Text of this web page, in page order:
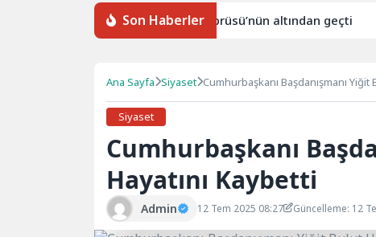
Son Haberler
7000’, 1915 Çanakkale Köprüsü’nün altından geçti
Ana Sayfa Siyaset Cumhurbaşkanı Başdanışmanı Yiğit
Siyaset
Cumhurbaşkanı
Hayatını Kaybetti
Admin 12 Tem 2025 08:27 Güncelleme: 12